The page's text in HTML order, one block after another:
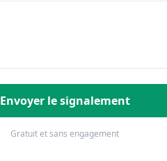
Envoyer le signalement
Gratuit et sans engagement